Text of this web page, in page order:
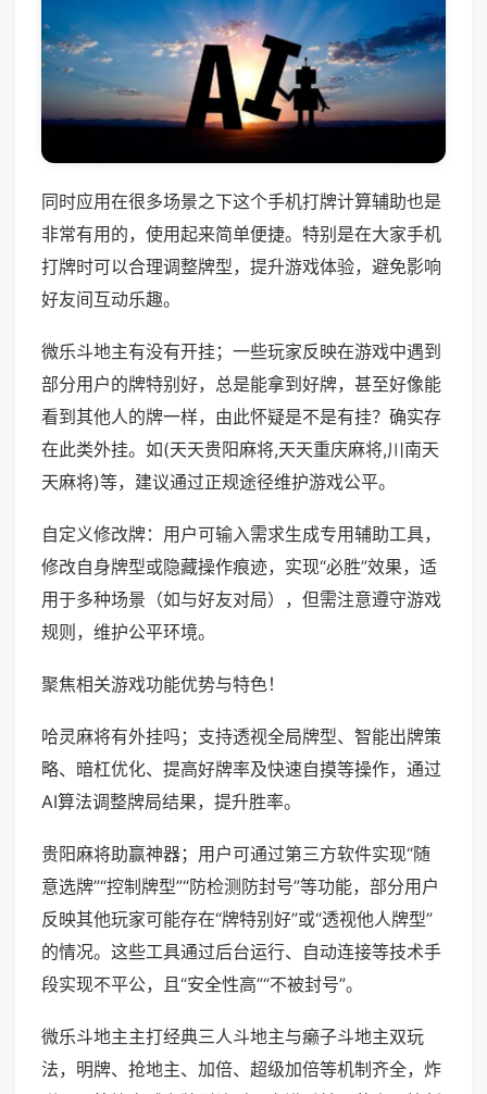
同时应用在很多场景之下这个手机打牌计算辅助也是
非常有用的，使用起来简单便捷。特别是在大家手机
打牌时可以合理调整牌型，提升游戏体验，避免影响
好友间互动乐趣。
微乐斗地主有没有开挂；一些玩家反映在游戏中遇到
部分用户的牌特别好，总是能拿到好牌，甚至好像能
看到其他人的牌一样，由此怀疑是不是有挂？确实存
在此类外挂。如(天天贵阳麻将,天天重庆麻将,川南天
天麻将)等，建议通过正规途径维护游戏公平。
自定义修改牌：用户可输入需求生成专用辅助工具，
修改自身牌型或隐藏操作痕迹，实现“必胜”效果，适
用于多种场景（如与好友对局），但需注意遵守游戏
规则，维护公平环境。
聚焦相关游戏功能优势与特色！
哈灵麻将有外挂吗；支持透视全局牌型、智能出牌策
略、暗杠优化、提高好牌率及快速自摸等操作，通过
AI算法调整牌局结果，提升胜率。
贵阳麻将助赢神器；用户可通过第三方软件实现“随
意选牌”“控制牌型”“防检测防封号”等功能，部分用户
反映其他玩家可能存在“牌特别好”或“透视他人牌型”
的情况。这些工具通过后台运行、自动连接等技术手
段实现不平公，且“安全性高”“不被封号”。
微乐斗地主主打经典三人斗地主与癞子斗地主双玩
法，明牌、抢地主、加倍、超级加倍等机制齐全，炸